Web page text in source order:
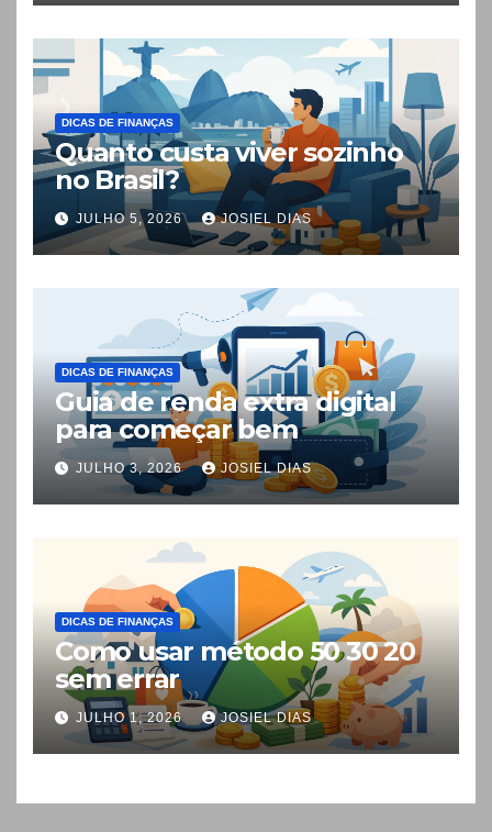
DICAS DE FINANÇAS
Quanto custa viver sozinho
no Brasil?
JULHO 5, 2026 JOSIEL DIAS
DICAS DE FINANÇAS
Guia de renda extra digital
para começar bem
JULHO 3, 2026 JOSIEL DIAS
DICAS DE FINANÇAS
Como usar método 50 30 20
sem errar
JULHO 1, 2026 JOSIEL DIAS